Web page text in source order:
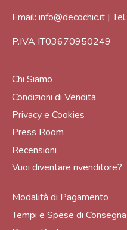
Email: info@decochic.it | Tel.
P.IVA IT03670950249
Chi Siamo
Condizioni di Vendita
Privacy e Cookies
Press Room
Recensioni
Vuoi diventare rivenditore?
Modalità di Pagamento
Tempi e Spese di Consegna